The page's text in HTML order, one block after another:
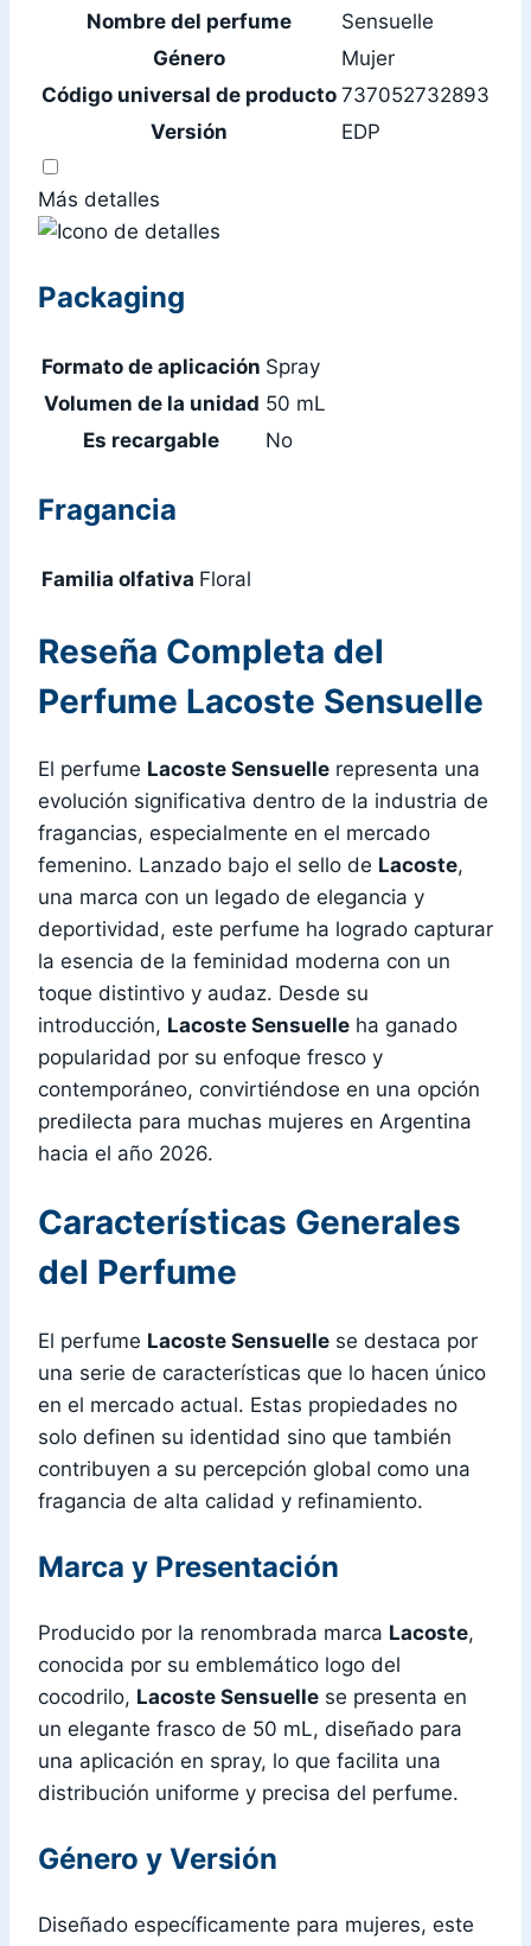
Nombre del perfume
Sensuelle
Género
Mujer
Código universal de producto 737052732893
Versión
EDP
Más detalles
Packaging
Formato de aplicación Spray
Volumen de la unidad 50 mL
Es recargable
No
Fragancia
Familia olfativa Floral
Reseña Completa del
Perfume Lacoste Sensuelle
El perfume Lacoste Sensuelle representa una
evolución significativa dentro de la industria de
fragancias, especialmente en el mercado
femenino. Lanzado bajo el sello de Lacoste,
una marca con un legado de elegancia y
deportividad, este perfume ha logrado capturar
la esencia de la feminidad moderna con un
toque distintivo y audaz. Desde su
introducción, Lacoste Sensuelle ha ganado
popularidad por su enfoque fresco y
contemporáneo, convirtiéndose en una opción
predilecta para muchas mujeres en Argentina
hacia el año 2026.
Características Generales
del Perfume
El perfume Lacoste Sensuelle se destaca por
una serie de características que lo hacen único
en el mercado actual. Estas propiedades no
solo definen su identidad sino que también
contribuyen a su percepción global como una
fragancia de alta calidad y refinamiento.
Marca y Presentación
Producido por la renombrada marca Lacoste,
conocida por su emblemático logo del
cocodrilo, Lacoste Sensuelle se presenta en
un elegante frasco de 50 mL, diseñado para
una aplicación en spray, lo que facilita una
distribución uniforme y precisa del perfume.
Género y Versión
Diseñado específicamente para mujeres, este